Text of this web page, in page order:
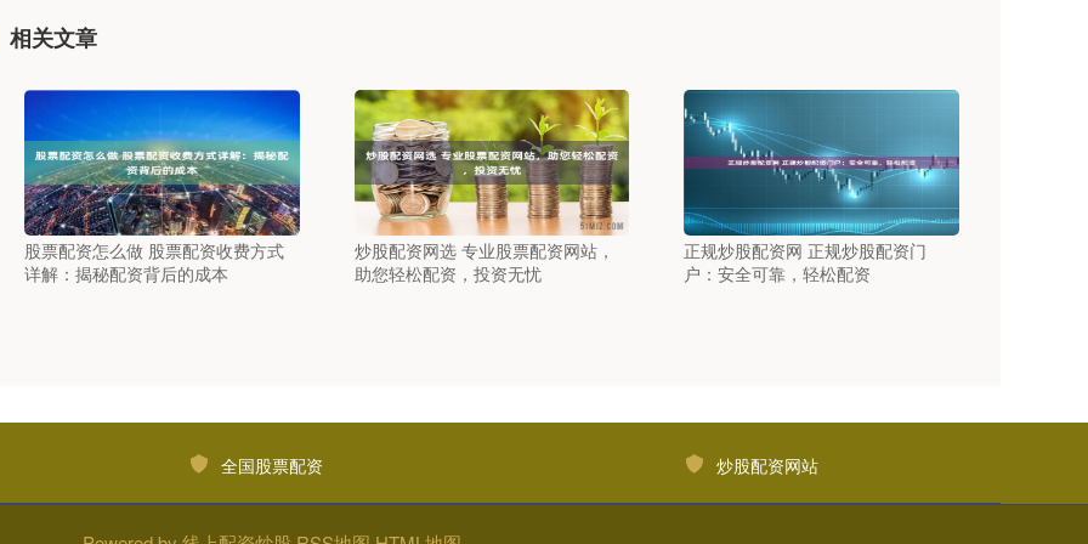
相关文章
股票配资怎么做 股票配资收费方式
详解：揭秘配资背后的成本
炒股配资网选 专业股票配资网站，
助您轻松配资，投资无忧
正规炒股配资网 正规炒股配资门
户：安全可靠，轻松配资
全国股票配资 炒股配资网站